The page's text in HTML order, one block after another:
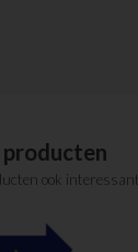
ook interessant.